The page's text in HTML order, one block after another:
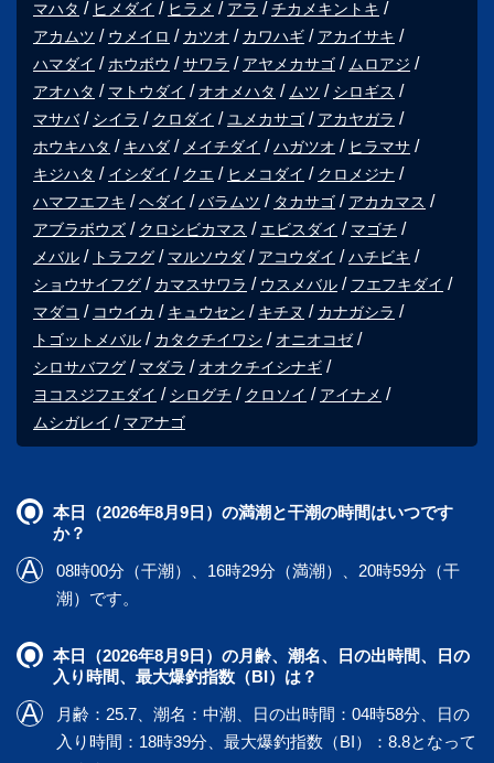
マハタ ヒメダイ ヒラメ アラ
チカメキントキ
アカムツ
ウメイロ カツオ カワハギ
アカイサキ
ハマダイ
ホウボウ サワラ アヤメカサゴ
ムロアジ
アオハタ
マトウダイ オオメハタ ムツ
シロギス
マサバ
シイラ クロダイ ユメカサゴ
アカヤガラ
ホウキハタ
キハダ メイチダイ ハガツオ
ヒラマサ
キジハタ
イシダイ クエ ヒメコダイ
クロメジナ
ハマフエフキ
ヘダイ バラムツ タカサゴ
アカカマス
アブラボウズ
クロシビカマス エビスダイ
マゴチ
メバル
トラフグ マルソウダ アコウダイ
ハチビキ
ショウサイフグ
カマスサワラ ウスメバル
フエフキダイ
マダコ
コウイカ キュウセン キチヌ
カナガシラ
トゴットメバル
カタクチイワシ
オニオコゼ
シロサバフグ
マダラ
オオクチイシナギ
ヨコスジフエダイ
シログチ クロソイ
アイナメ
ムシガレイ
マアナゴ
本日（2026年8月9日）の満潮と干潮の時間はいつです
か？
08時00分（干潮）、16時29分（満潮）、20時59分（干
潮）です。
本日（2026年8月9日）の月齢、潮名、日の出時間、日の
入り時間、最大爆釣指数（BI）は？
月齢：25.7、潮名：中潮、日の出時間：04時58分、日の
入り時間：18時39分、最大爆釣指数（BI）：8.8となって